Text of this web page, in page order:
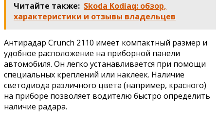
Читайте также: Skoda Kodiaq: обзор,
характеристики и отзывы владельцев
Антирадар Crunch 2110 имеет компактный размер и
удобное расположение на приборной панели
автомобиля. Он легко устанавливается при помощи
специальных креплений или наклеек. Наличие
светодиода различного цвета (например, красного)
на приборе позволяет водителю быстро определить
наличие радара.